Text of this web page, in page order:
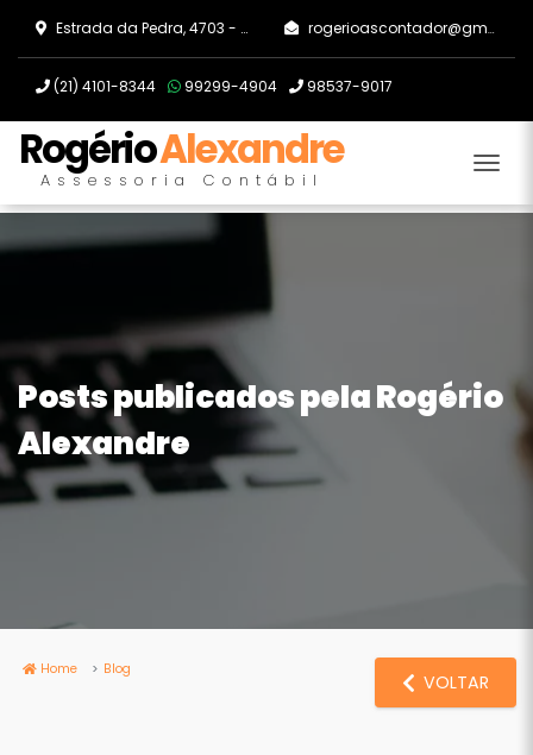
Estrada da Pedra, 4703 - Guaratiba, Rio de Janeiro/RJ rogerioascontador@gmail.com
(21) 4101-8344 99299-4904 98537-9017
RogérioAlexandre
Assessoria Contábil
Posts publicados pela Rogério
Alexandre
Home Blog
VOLTAR